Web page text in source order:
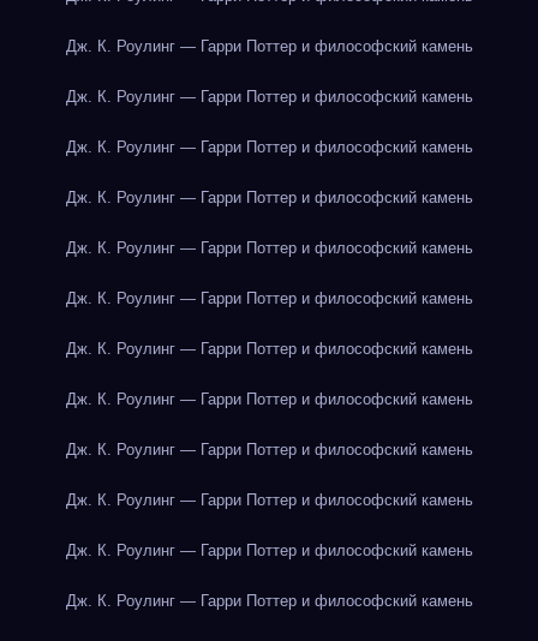
Дж. К. Роулинг — Гарри Поттер и философский камень
Дж. К. Роулинг — Гарри Поттер и философский камень
Дж. К. Роулинг — Гарри Поттер и философский камень
Дж. К. Роулинг — Гарри Поттер и философский камень
Дж. К. Роулинг — Гарри Поттер и философский камень
Дж. К. Роулинг — Гарри Поттер и философский камень
Дж. К. Роулинг — Гарри Поттер и философский камень
Дж. К. Роулинг — Гарри Поттер и философский камень
Дж. К. Роулинг — Гарри Поттер и философский камень
Дж. К. Роулинг — Гарри Поттер и философский камень
Дж. К. Роулинг — Гарри Поттер и философский камень
Дж. К. Роулинг — Гарри Поттер и философский камень